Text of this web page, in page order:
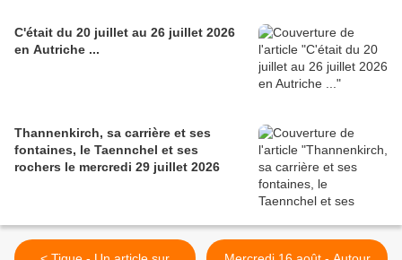
C'était du 20 juillet au 26 juillet 2026
en Autriche ...
Thannenkirch, sa carrière et ses
fontaines, le Taennchel et ses
rochers le mercredi 29 juillet 2026